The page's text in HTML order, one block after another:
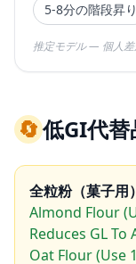
5-8分の階段昇り
推定モデル — 個人差
🔄低GI代替
全粒粉（菓子用）
Almond Flour
Reduces GL
Oat Flour (Use